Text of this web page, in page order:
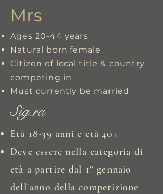
Mrs
Ages 20-44 years
Natural born female
Citizen of local title & country
competing in
Must currently be married
Sig.ra
Età 18-39 anni e età 40+
Deve essere nella categoria di
età a partire dal 1° gennaio
dell'anno della competizione